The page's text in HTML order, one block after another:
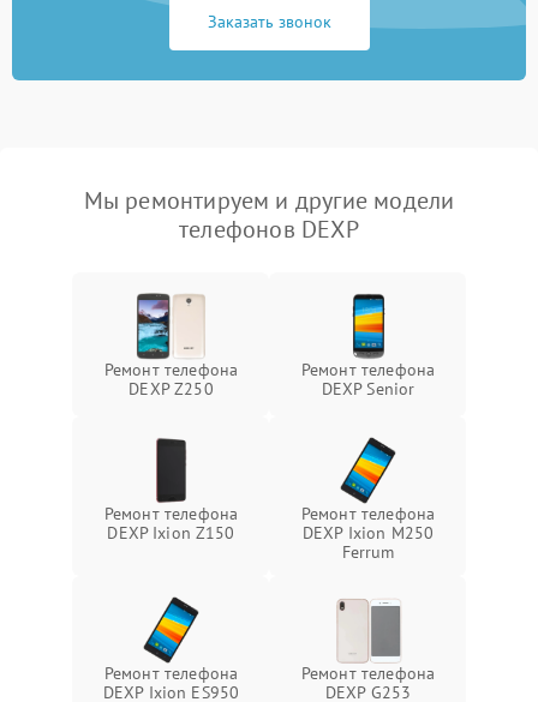
Заказать звонок
Мы ремонтируем и другие модели
телефонов DEXP
Ремонт телефона
DEXP Z250
Ремонт телефона
DEXP Senior
Ремонт телефона
DEXP Ixion Z150
Ремонт телефона
DEXP Ixion M250
Ferrum
Ремонт телефона
DEXP Ixion ES950
Ремонт телефона
DEXP G253